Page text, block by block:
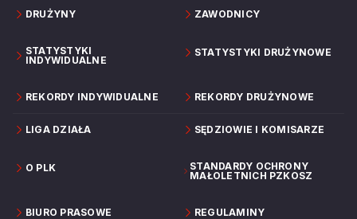
DRUŻYNY ZAWODNICY
STATYSTYKI
INDYWIDUALNE
STATYSTYKI DRUŻYNOWE
REKORDY INDYWIDUALNE REKORDY DRUŻYNOWE
LIGA DZIAŁA SĘDZIOWIE I KOMISARZE
O PLK
STANDARDY OCHRONY
MAŁOLETNICH PZKOSZ
BIURO PRASOWE REGULAMINY